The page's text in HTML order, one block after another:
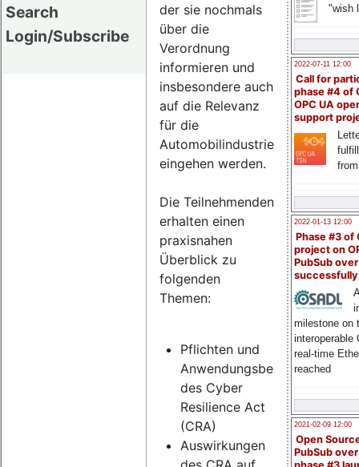
Search
Login/Subscribe
"wish
2022-07-11 12:00
Call for
phase #4 of
OPC UA
support
2022-01-13 12:00
Phase #3 of
project on
PubSub over
milestone on
interoperable
real-time
reached
2021-02-09 12:00
Open
PubSub
der sie nochmals
über die
Verordnung
informieren und
insbesondere auch
auf die Relevanz
für die
Automobilindustrie
eingehen werden.
Die Teilnehmenden
erhalten einen
praxisnahen
Überblick zu
folgenden
Themen:
Pflichten und
Anwendungsbereich
des Cyber
Resilience Act
(CRA)
Auswirkungen